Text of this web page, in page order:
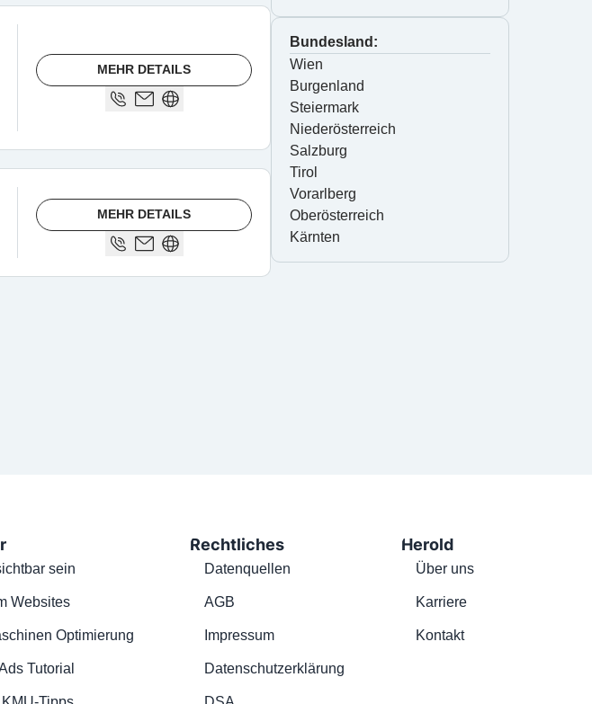
MEHR DETAILS
MEHR DETAILS
Bundesland:
Wien
Burgenland
Steiermark
Niederösterreich
Salzburg
Tirol
Vorarlberg
Oberösterreich
Kärnten
sein
Websites
Optimierung
Tutorial
Rechtliches
Datenquellen
AGB
Impressum
Datenschutzerklärung
Herold
Über uns
Karriere
Kontakt